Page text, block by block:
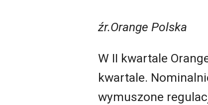
źr.Orange Polska
W II kwartale
kwartale.
wymuszone